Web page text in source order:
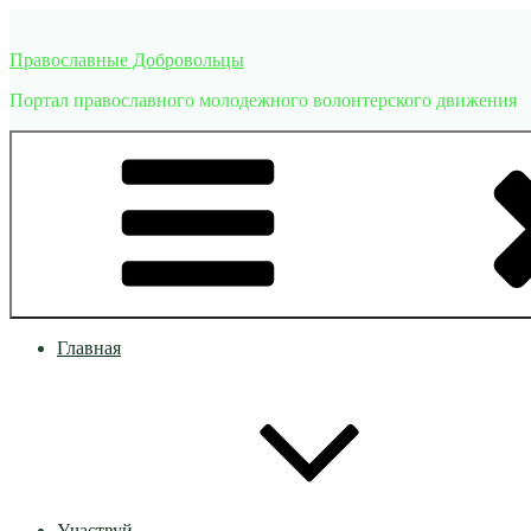
содержимому
Православные Добровольцы
Портал православного молодежного волонтерского движения
Главная